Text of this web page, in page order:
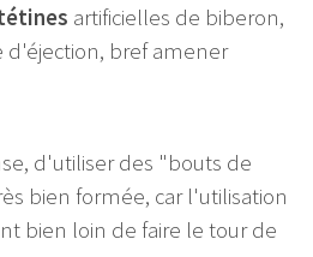
artificielles de biberon,
d'éjection, bref amener
d'utiliser des "bouts de
bien formée, car l'utilisation
bien loin de faire le tour de